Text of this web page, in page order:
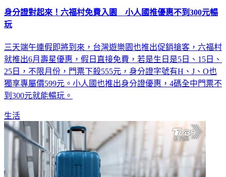
身分證對起來！六福村免費入園 小人國推優惠不到300元暢
玩
三天端午連假即將到來，台灣遊樂園也推出促銷搶客，六福村
就推出6月壽星優惠，假日直接免費，若是生日是5日、15日、
25日，不限月份，門票下殺555元，身分證字號有H、J、O也
獨享專屬價599元。小人國也推出身分證優惠，4碼全中門票不
到300元就能暢玩。
生活